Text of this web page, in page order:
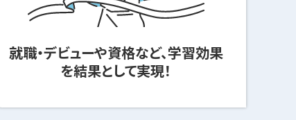
就職・デビューや資格など、学習効果
を結果として実現！